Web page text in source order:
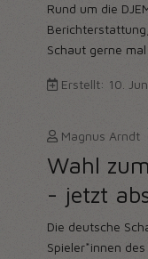
Rund um die
Schaut gerne
Erstellt: 10.
Magnus Arndt
Wahl
- jetzt
Die deutsche
Spieler*innen